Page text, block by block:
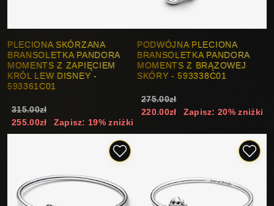
PLECIONA SKÓRZANA
BRANSOLETKA PANDORA
MOMENTS Z ZAPIĘCIEM
KRÓL LEW DISNEY -
593361C01
315.00zł
255.00zł
Zapisz: 19% zniżki
PODWÓJNA PLECIONA
BRANSOLETKA PANDORA
MOMENTS Z BRĄZOWEJ
SKÓRY - 593338C01
275.00zł
220.00zł
Zapisz: 20% zniżki